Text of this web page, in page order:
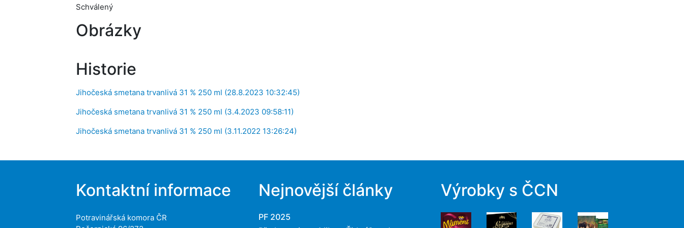
Schválený
Obrázky
Historie
Jihočeská smetana trvanlivá 31 % 250 ml (28.8.2023 10:32:45)
Jihočeská smetana trvanlivá 31 % 250 ml (3.4.2023 09:58:11)
Jihočeská smetana trvanlivá 31 % 250 ml (3.11.2022 13:26:24)
Kontaktní informace
Potravinářská komora ČR
Nejnovější články
PF 2025
Výrobky s ČCN